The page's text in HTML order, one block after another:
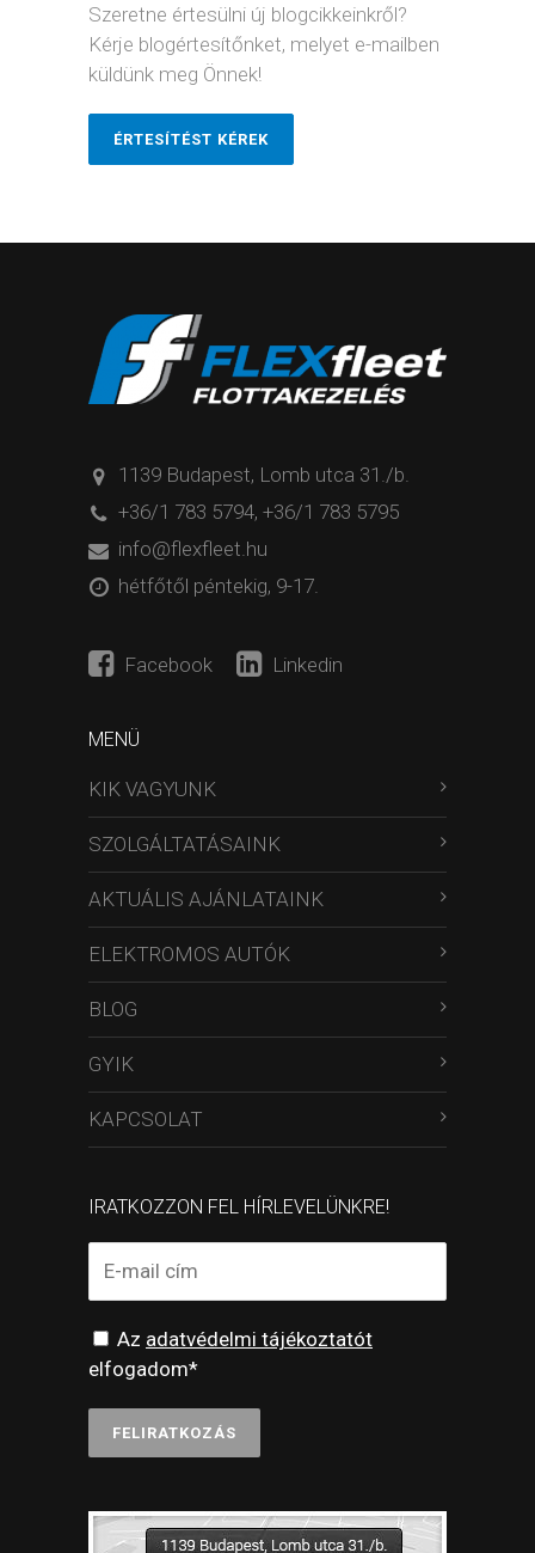
Szeretne értesülni új blogcikkeinkről?
Kérje blogértesítőnket, melyet e-mailben
küldünk meg Önnek!
ÉRTESÍTÉST KÉREK
1139 Budapest, Lomb utca 31./b.
+36/1 783 5794, +36/1 783 5795
info@flexfleet.hu
hétfőtől péntekig, 9-17.
Facebook Linkedin
MENÜ
KIK VAGYUNK
SZOLGÁLTATÁSAINK
AKTUÁLIS AJÁNLATAINK
ELEKTROMOS AUTÓK
BLOG
GYIK
KAPCSOLAT
IRATKOZZON FEL HÍRLEVELÜNKRE!
Az adatvédelmi tájékoztatót
elfogadom*